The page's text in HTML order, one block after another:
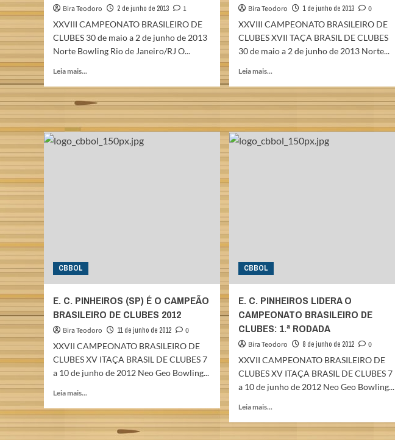
Bira Teodoro 2 de junho de 2013
1
XXVIII CAMPEONATO BRASILEIRO DE
CLUBES 30 de maio a 2 de junho de 2013
Norte Bowling Rio de Janeiro/RJ O...
Leia mais...
about
E.
PINHEIROS:
TRICAMPEÃO
Bira Teodoro 1 de junho de 2013
0
XXVIII CAMPEONATO BRASILEIRO DE
CLUBES XVII TAÇA BRASIL DE CLUBES
30 de maio a 2 de junho de 2013 Norte...
Leia mais...
about
CAMPEONATO
&
TAÇA
CBBOL
E. C. PINHEIROS (SP) É O CAMPEÃO
BRASILEIRO DE CLUBES 2012
Bira Teodoro 11 de junho de 2012
0
XXVII CAMPEONATO BRASILEIRO DE
CLUBES XV ITAÇA BRASIL DE CLUBES 7
a 10 de junho de 2012 Neo Geo Bowling...
Leia mais...
about
E.
CBBOL
E. C. PINHEIROS LIDERA O
CAMPEONATO BRASILEIRO DE
CLUBES: 1.ª RODADA
Bira Teodoro 8 de junho de 2012
0
XXVII CAMPEONATO BRASILEIRO DE
CLUBES XV ITAÇA BRASIL DE CLUBES 7
a 10 de junho de 2012 Neo Geo Bowling...
Leia mais...
about